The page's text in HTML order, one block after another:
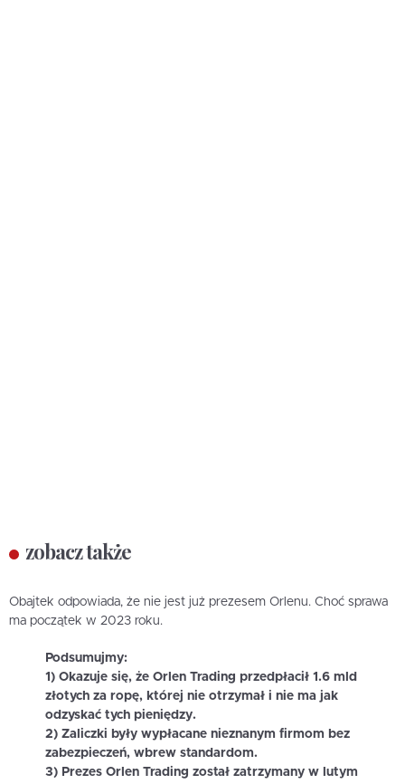
zobacz także
Obajtek odpowiada, że nie jest już prezesem Orlenu. Choć sprawa
ma początek w 2023 roku.
Podsumujmy:
1) Okazuje się, że Orlen Trading przedpłacił 1.6 mld
złotych za ropę, której nie otrzymał i nie ma jak
odzyskać tych pieniędzy.
2) Zaliczki były wypłacane nieznanym firmom bez
zabezpieczeń, wbrew standardom.
3) Prezes Orlen Trading został zatrzymany w lutym